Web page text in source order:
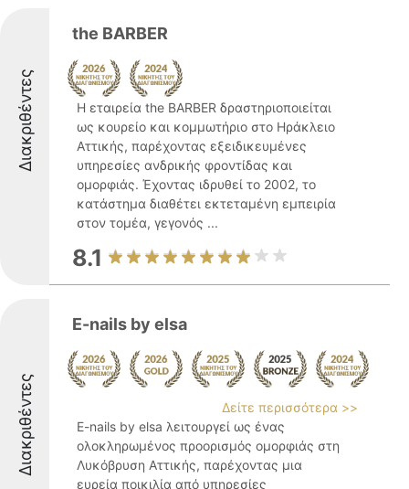
Διακριθέντες
the BARBER
Η εταιρεία the BARBER δραστηριοποιείται
ως κουρείο και κομμωτήριο στο Ηράκλειο
Αττικής, παρέχοντας εξειδικευμένες
υπηρεσίες ανδρικής φροντίδας και
ομορφιάς. Έχοντας ιδρυθεί το 2002, το
κατάστημα διαθέτει εκτεταμένη εμπειρία
στον τομέα, γεγονός ...
8.1
Διακριθέντες
E-nails by elsa
Δείτε περισσότερα >>
E-nails by elsa λειτουργεί ως ένας
ολοκληρωμένος προορισμός ομορφιάς στη
Λυκόβρυση Αττικής, παρέχοντας μια
ευρεία ποικιλία από υπηρεσίες